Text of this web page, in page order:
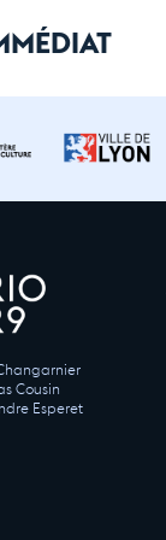
Cousin
Esperet